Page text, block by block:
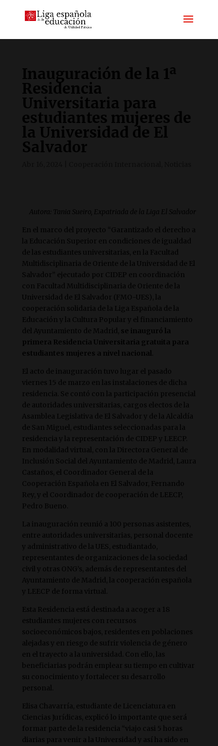
Inauguración de la 1ª
Residencia
Universitaria para
estudiantes mujeres de
la Universidad de El
Salvador
Autora: Tania Sueiro, Expatriada de la Liga El Salvador
En el marco del proyecto “Garantizado el derecho a
la Educación Superior en condiciones de igualdad
de las estudiantes universitarias, en la Facultad
Multidisciplinaria de Oriente de la Universidad de El
Salvador” ejecutado por CIDEP en coordinación
con Facultad Multidisciplinaria de Oriente de la
Universidad de El Salvador (FMO-UES), la
cooperación solidaria de la Liga Española de la
Educación y la Cultura Popular y el financiamiento
del Ayuntamiento de Madrid, se inauguró la
primera Residencia Universitaria gratuita para
estudiantes mujeres a nivel nacional
El acto de inauguración tuvo lugar el pasado
viernes 15 de marzo en las instalaciones de dicha
residencia. Se contó con la participación presencial
de autoridades universitarias, cargos electos de la
Asamblea Legislativa de El Salvador y de la Alcaldía
de San Miguel, estudiantes seleccionadas para la
residencia y la representación de CIDEP y LEECP.
En modalidad virtual, con la Directora General de
Inclusión Social del Ayuntamiento de Madrid, Laura
Castaños, el Coordinador General de la
Cooperación Española en El Salvador, Fernando
Rey, y el Coordinador de cooperación de LEECP,
Pedro Bueno.
La inauguración reunió a 100 personas asistentes,
entre autoridades universitarias, personal docente
y administrativo de la UES, estudiantado,
representantes de organizaciones de la sociedad
civil y otras ONG’s, además de representantes del
Ayuntamiento de Madrid, la cooperación española
y LEECP de forma virtual.
Esta Residencia está destinada a acoger a 18
estudiantes mujeres con recursos
socioeconómicos bajos, residentes en poblaciones
alejadas y en riesgo de sufrir violencia de género
en el trayecto a la universidad. Con ello, las
beneficiarias podrán emplear su tiempo en cultivar
su conocimiento y fortalecer su desarrollo
personal.
Elisa Chavarría, estudiante de Licenciatura en
Ciencias Jurídicas, explicó lo importante que será
formar parte de la residencia “viajo casi 5 horas
diarias para venir a la Universidad y así ha sido en